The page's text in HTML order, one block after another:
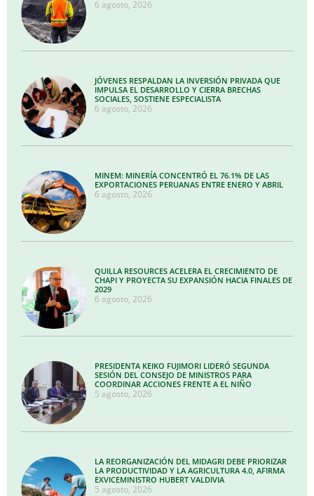
6 agosto, 2026
JÓVENES RESPALDAN LA INVERSIÓN PRIVADA QUE
IMPULSA EL DESARROLLO Y CIERRA BRECHAS
SOCIALES, SOSTIENE ESPECIALISTA
6 agosto, 2026
MINEM: MINERÍA CONCENTRÓ EL 76.1% DE LAS
EXPORTACIONES PERUANAS ENTRE ENERO Y ABRIL
6 agosto, 2026
QUILLA RESOURCES ACELERA EL CRECIMIENTO DE
CHAPI Y PROYECTA SU EXPANSIÓN HACIA FINALES DE
2029
6 agosto, 2026
PRESIDENTA KEIKO FUJIMORI LIDERÓ SEGUNDA
SESIÓN DEL CONSEJO DE MINISTROS PARA
COORDINAR ACCIONES FRENTE A EL NIÑO
5 agosto, 2026
LA REORGANIZACIÓN DEL MIDAGRI DEBE PRIORIZAR
LA PRODUCTIVIDAD Y LA AGRICULTURA 4.0, AFIRMA
EXVICEMINISTRO HUBERT VALDIVIA
5 agosto, 2026